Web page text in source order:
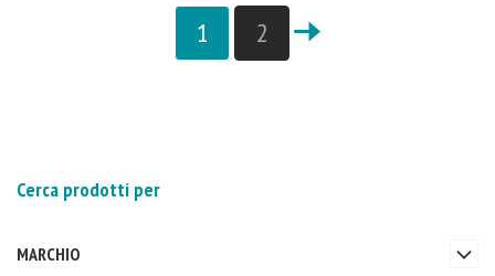
1 2
Cerca prodotti per
MARCHIO